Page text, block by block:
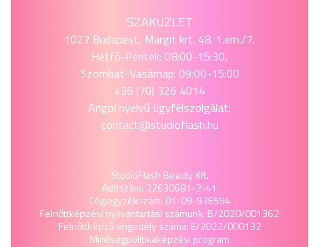
SZAKÜZLET
1027 Budapest, Margit krt. 48. 1.em./7.
Hétfő-Péntek: 08:00-15:30,
Szombat-Vasárnap: 09:00-15:00
+36 (70) 326 4014
Angol nyelvű ügyfélszolgálat:
contact@studioflash.hu
StudioFlash Beauty Kft.
Adószám: 22630681-2-41
Cégjegyzékszám: 01-09-936594
Felnőttképzési nyilvántartási számunk: B/2020/001362
Felnőttképző engedély száma: E/2022/000132
Minőségpolitikaképzési program